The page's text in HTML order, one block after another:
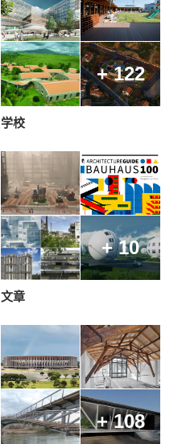
+ 122
学校
+ 10
文章
+ 108